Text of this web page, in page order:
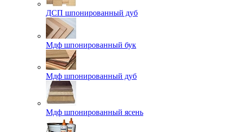
ДСП шпонированный дуб
Мдф шпонированный бук
Мдф шпонированный дуб
Мдф шпонированный ясень